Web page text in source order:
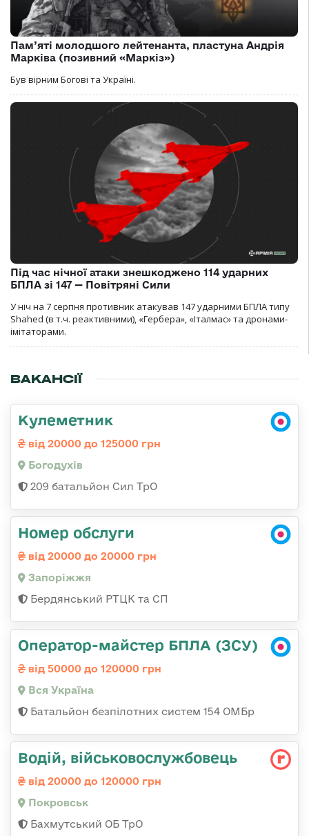
Пам’яті молодшого лейтенанта, пластуна Андрія
Марківа (позивний «Маркіз»)
Був вірним Богові та Україні.
Під час нічної атаки знешкоджено 114 ударних
БПЛА зі 147 — Повітряні Сили
У ніч на 7 серпня противник атакував 147 ударними БПЛА типу
Shahed (в т.ч. реактивними), «Гербера», «Італмас» та дронами-
імітаторами.
ВАКАНСІЇ
Кулеметник
від 20000 до 125000 грн
Богодухів
209 батальйон Сил ТрО
Номер обслуги
від 20000 до 20000 грн
Запоріжжя
Бердянський РТЦК та СП
Оператор-майстер БПЛА (ЗСУ)
від 50000 до 120000 грн
Вся Україна
Батальйон безпілотних систем 154 ОМБр
Водій, військовослужбовець
від 20000 до 120000 грн
Покровськ
Бахмутський ОБ ТрО